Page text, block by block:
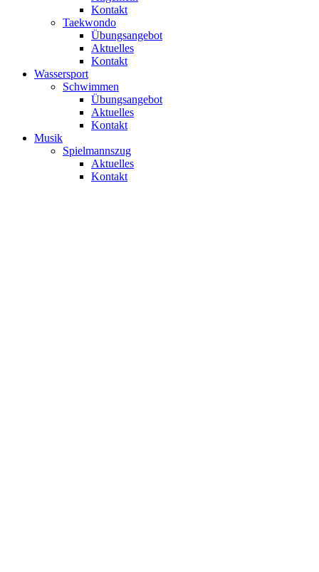
Kontakt
Taekwondo
Übungsangebot
Aktuelles
Kontakt
Wassersport
Schwimmen
Übungsangebot
Aktuelles
Kontakt
Musik
Spielmannszug
Aktuelles
Kontakt